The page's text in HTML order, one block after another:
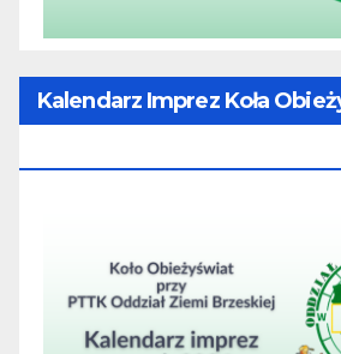
Kalendarz Imprez Koła